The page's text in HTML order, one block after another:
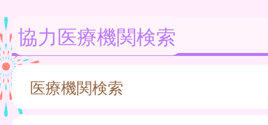
協力医療機関検索
医療機関検索